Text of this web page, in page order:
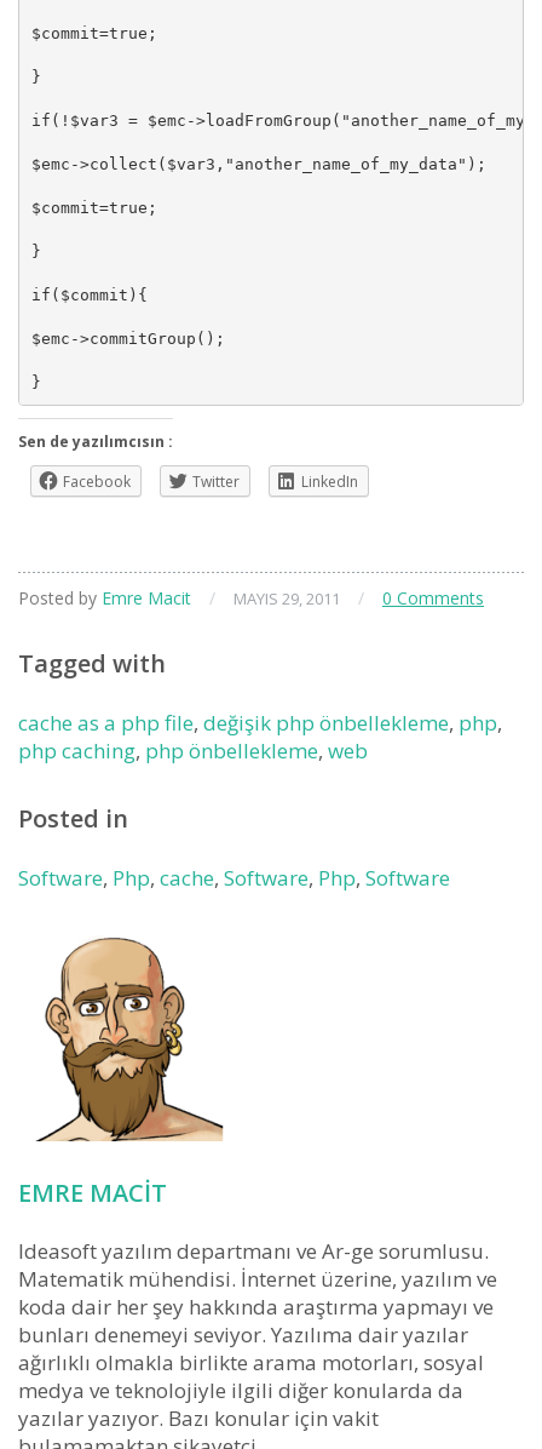
$commit=true;
}
if(!$var3 = $emc-
$emc->collect($var3,"another_name_of_my_data");
$commit=true;
}
if($commit){
$emc->commitGroup();
}
Sen de yazılımcısın :
Facebook
Twitter LinkedIn
Posted by Emre Macit / MAYIS 29, 2011 / 0 Comments
Tagged with
cache as a php file, değişik php önbellekleme, php,
php caching, php önbellekleme, web
Posted in
Software, Php, cache, Software, Php, Software
EMRE MACIT
Ideasoft yazılım departmanı ve Ar-ge sorumlusu.
Matematik mühendisi. İnternet üzerine, yazılım ve
koda dair her şey hakkında araştırma yapmayı ve
bunları denemeyi seviyor. Yazılıma dair yazılar
ağırlıklı olmakla birlikte arama motorları, sosyal
medya ve teknolojiyle ilgili diğer konularda da
yazılar yazıyor. Bazı konular için vakit